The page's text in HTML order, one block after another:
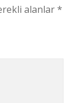
alanlar*